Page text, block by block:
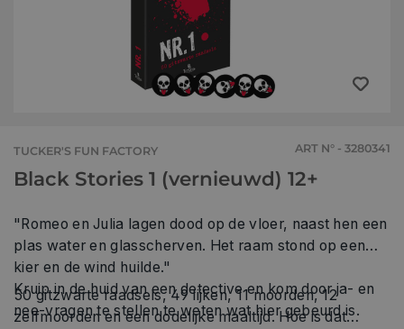
TUCKER'S FUN FACTORY ART N° - 3280341
Black Stories 1 (vernieuwd) 12+
"Romeo en Julia lagen dood op de vloer, naast hen een
plas water en glasscherven. Het raam stond op een
kier en de wind huilde."
Kruip in de huid van een detective en kom door ja- en
nee-vragen te stellen te weten wat hier gebeurd is.
50 gitzwarte raadsels, 49 lijken, 11 moorden, 12
zelfmoorden en een dodelijke maaltijd. Hoe is dat